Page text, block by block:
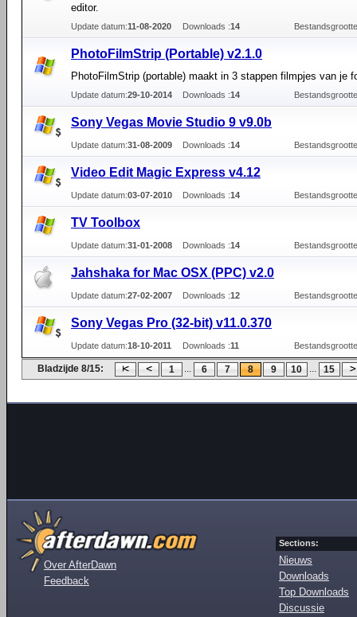
editor.
Update datum:11-08-2020 Downloads :14
PhotoFilmStrip (Portable) v2.1.0
PhotoFilmStrip (portable) maakt in 3 stappen filmpjes van je
Update datum:29-10-2014 Downloads :14
Sony Vegas Movie Studio 9 v9.0b
Update datum:31-08-2009 Downloads :14
Video Edit Magic Express v4.12
Update datum:03-07-2010 Downloads :14
TV Toolbox
Update datum:31-01-2008 Downloads :14
Jahshaka for Mac OSX (PPC) v2.0
Update datum:27-02-2007 Downloads :12
Sony Vegas Pro (32-bit) v11.0.370
Update datum:18-10-2011 Downloads :11
Bladzijde 8/15: 1 ... 6 7 8 9 10 ... 15
Over AfterDawn
Feedback
Sections:
Nieuws
Downloads
Top Downloads
Discussie